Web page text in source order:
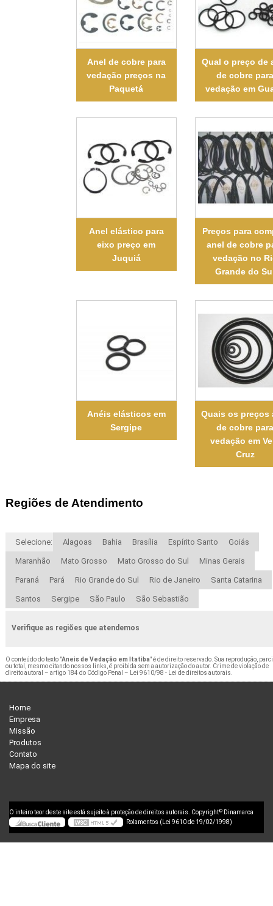
Anel de cobre para
vedação preços na
Paquetá
Qual o preço de
de cobre
vedação em
Anel elástico para
eixo preço em
Juquiá
Preços para
anel de cobre
vedação no
Grande do
Anéis elásticos em
Sergipe
Quais os preços
de cobre
vedação em
Cruz
Regiões de Atendimento
Selecione: Alagoas Bahia Brasília Espírito Santo Goiás
Maranhão Mato Grosso Mato Grosso do Sul Minas Gerais
Paraná Pará Rio Grande do Sul Rio de Janeiro Santa Catarina
Santos Sergipe São Paulo São Sebastião
Verifique as regiões que atendemos
O conteúdo do texto "Aneis de Vedação em Itatiba" é de direito reservado. Sua reprodução,
ou total, mesmo citando nossos links, é proibida sem a autorização do autor. Crime de violação de
direito autoral – artigo 184 do Código Penal – Lei 9610/98 - Lei de direitos autorais.
Home
Empresa
Missão
Produtos
Contato
Mapa do site
O inteiro teor deste site está sujeito à proteção de direitos autorais. Copyright© Dinamarca
Rolamentos (Lei 9610 de 19/02/1998)